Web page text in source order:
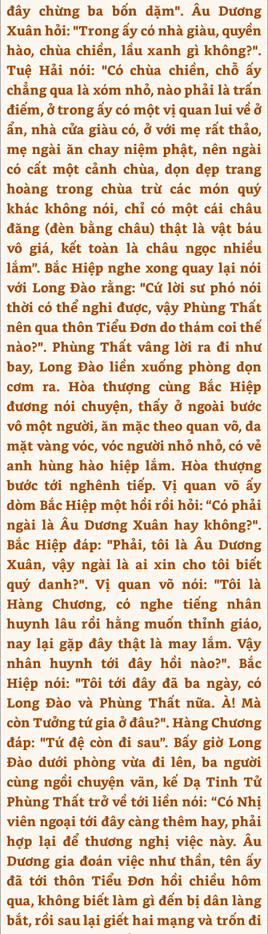
đây chừng ba bốn dặm". Âu Dương
Xuân hỏi: "Trong ấy có nhà giàu, quyền
hào, chùa chiền, lầu xanh gì không?".
Tuệ Hải nói: "Có chùa chiền, chỗ ấy
chẳng qua là xóm nhỏ, nào phải là trấn
điếm, ở trong ấy có một vị quan lui về ở
ẩn, nhà cửa giàu có, ở với mẹ rất thảo,
mẹ ngài ăn chay niệm phật, nên ngài
có cất một cảnh chùa, dọn dẹp trang
hoàng trong chùa trừ các món quý
khác không nói, chỉ có một cái châu
đăng (đèn bằng châu) thật là vật báu
vô giá, kết toàn là châu ngọc nhiều
lắm”. Bắc Hiệp nghe xong quay lại nói
với Long Đào rằng: "Cứ lời sư phó nói
thời có thể nghi được, vậy Phùng Thất
nên qua thôn Tiểu Đơn do thám coi thế
nào?". Phùng Thất vâng lời ra đi như
bay, Long Đào liền xuống phòng dọn
cơm ra. Hòa thượng cùng Bắc Hiệp
đương nói chuyện, thấy ở ngoài bước
vô một người, ăn mặc theo quan võ, da
mặt vàng vóc, vóc người nhỏ nhỏ, có vẻ
anh hùng hào hiệp lắm. Hòa thượng
bước tới nghênh tiếp. Vị quan võ ấy
dòm Bắc Hiệp một hồi rồi hỏi: “Có phải
ngài là Âu Dương Xuân hay không?".
Bắc Hiệp đáp: "Phải, tôi là Âu Dương
Xuân, vậy ngài là ai xin cho tôi biết
quý danh?". Vị quan võ nói: "Tôi là
Hàng Chương, có nghe tiếng nhân
huynh lâu rồi hằng muốn thỉnh giáo,
nay lại gặp đây thật là may lắm. Vậy
nhân huynh tới đây hồi nào?". Bắc
Hiệp nói: "Tôi tới đây đã ba ngày, có
Long Đào và Phùng Thất nữa. À! Mà
còn Tưởng tứ gia ở đâu?". Hàng Chương
đáp: "Tứ đệ còn đi sau”. Bấy giờ Long
Đào dưới phòng vừa đi lên, ba người
cùng ngồi chuyện vãn, kế Dạ Tinh Tử
Phùng Thất trở về tới liền nói: “Có Nhị
viên ngoại tới đây càng thêm hay, phải
hợp lại để thương nghị việc này. Âu
Dương gia đoán việc như thần, tên ấy
đã tới thôn Tiểu Đơn hồi chiều hôm
qua, không biết làm gì đến bị dân làng
bắt, rồi sau lại giết hai mạng và trốn đi